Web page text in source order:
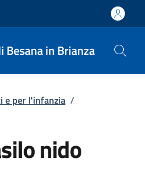
Besana in Brianza
e per l'infanzia /
nido